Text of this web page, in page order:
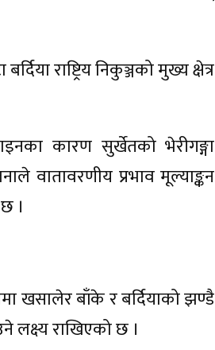
राष्ट्रिय निकुञ्जको मुख्य क्षेत्र
कारण सुर्खेतको भेरीगङ्गा
वातावरणीय प्रभाव मूल्याङ्कन
।
खसालेर बाँके र बर्दियाको झण्डै
लक्ष्य राखिएको छ ।